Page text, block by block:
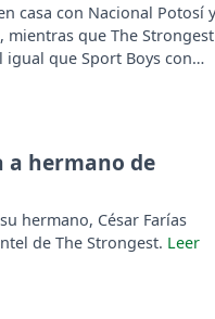
casa con Nacional Potosí y
mientras que The Strongest
que Sport Boys con
a hermano de
hermano, César Farías
de The Strongest.